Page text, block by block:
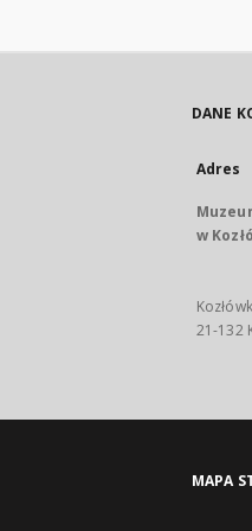
DANE
Adres
w
21-132
MAPA